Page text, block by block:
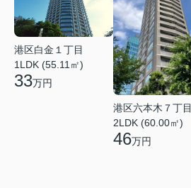
港区白金１丁目
1LDK (55.11㎡)
33万円
港区六本木７丁目
2LDK (60.00㎡)
46万円